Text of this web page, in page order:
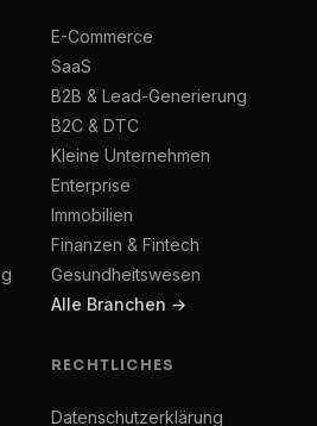
E-Commerce
SaaS
B2B & Lead-Generierung
B2C & DTC
Kleine Unternehmen
Enterprise
Immobilien
Finanzen & Fintech
Gesundheitswesen
Alle Branchen →
RECHTLICHES
Datenschutzerklärung